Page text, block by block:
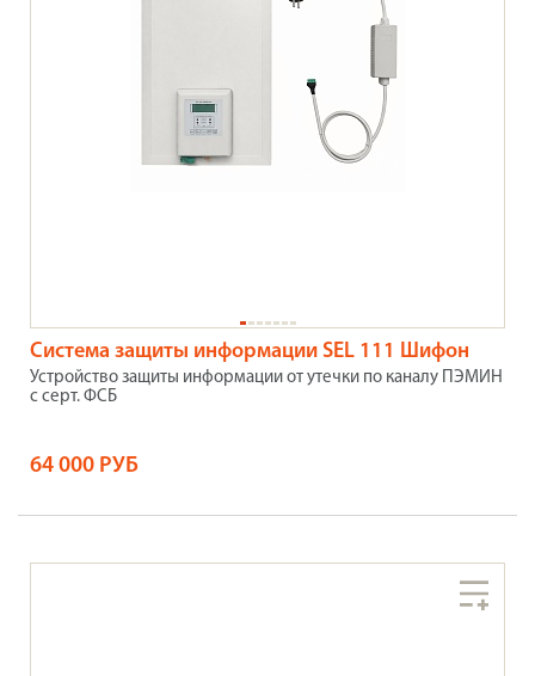
Система защиты информации SEL 111 Шифон
Устройство защиты информации от утечки по каналу ПЭМИН
с серт. ФСБ
64 000 РУБ